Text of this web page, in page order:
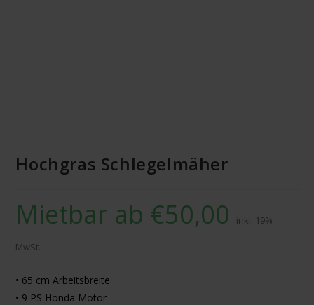
Hochgras Schlegelmäher
Mietbar ab €50,00 inkl. 19%
MwSt.
• 65 cm Arbeitsbreite
• 9 PS Honda Motor